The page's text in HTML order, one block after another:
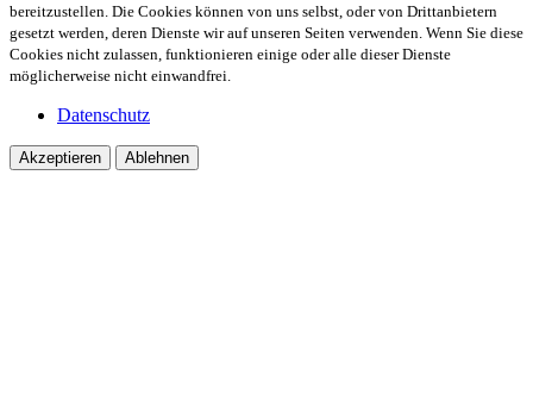
bereitzustellen. Die Cookies können von uns selbst, oder von Drittanbietern
gesetzt werden, deren Dienste wir auf unseren Seiten verwenden. Wenn Sie diese
Cookies nicht zulassen, funktionieren einige oder alle dieser Dienste
möglicherweise nicht einwandfrei.
Datenschutz
Akzeptieren Ablehnen